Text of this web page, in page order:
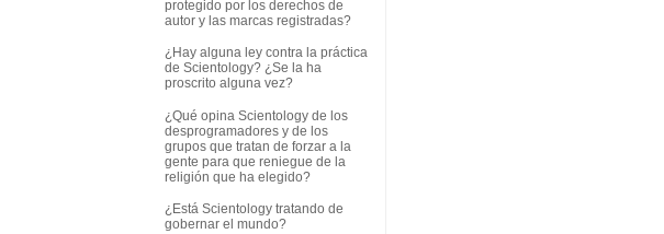
protegido por los derechos de
autor y las marcas registradas?
¿Hay alguna ley contra la práctica
de Scientology? ¿Se la ha
proscrito alguna vez?
¿Qué opina Scientology de los
desprogramadores y de los
grupos que tratan de forzar a la
gente para que reniegue de la
religión que ha elegido?
¿Está Scientology tratando de
gobernar el mundo?